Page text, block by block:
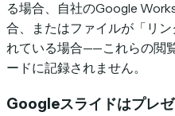
る場合、自社のGoogle
合、またはファイルが「リ
れている場合——これらの閲
ードに記録されません。
Googleスライドはプレ